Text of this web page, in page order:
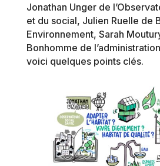
Jonathan Unger de
et du social, Julien Ruelle de
Environnement, Sarah
Bonhomme de
voici quelques points clés.